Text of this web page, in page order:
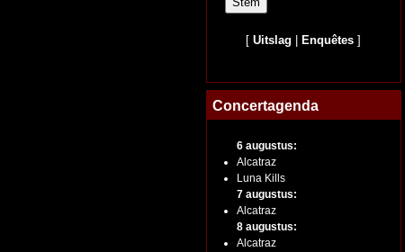
[Uitslag Enquêtes ]
Concertagenda
6 augustus:
Alcatraz
Luna Kills
7 augustus:
Alcatraz
8 augustus:
Alcatraz